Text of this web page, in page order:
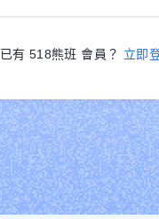
已有 518熊班 會員？ 立即